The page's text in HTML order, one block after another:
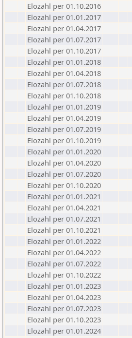
Elozahl per 01.10.2016
Elozahl per 01.01.2017
Elozahl per 01.04.2017
Elozahl per 01.07.2017
Elozahl per 01.10.2017
Elozahl per 01.01.2018
Elozahl per 01.04.2018
Elozahl per 01.07.2018
Elozahl per 01.10.2018
Elozahl per 01.01.2019
Elozahl per 01.04.2019
Elozahl per 01.07.2019
Elozahl per 01.10.2019
Elozahl per 01.01.2020
Elozahl per 01.04.2020
Elozahl per 01.07.2020
Elozahl per 01.10.2020
Elozahl per 01.01.2021
Elozahl per 01.04.2021
Elozahl per 01.07.2021
Elozahl per 01.10.2021
Elozahl per 01.01.2022
Elozahl per 01.04.2022
Elozahl per 01.07.2022
Elozahl per 01.10.2022
Elozahl per 01.01.2023
Elozahl per 01.04.2023
Elozahl per 01.07.2023
Elozahl per 01.10.2023
Elozahl per 01.01.2024